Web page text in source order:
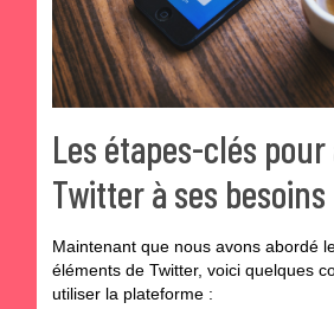
Les étapes-clés
Twitter à ses besoins
Maintenant que nous avons abordé
éléments de Twitter, voici quelques
utiliser la plateforme :